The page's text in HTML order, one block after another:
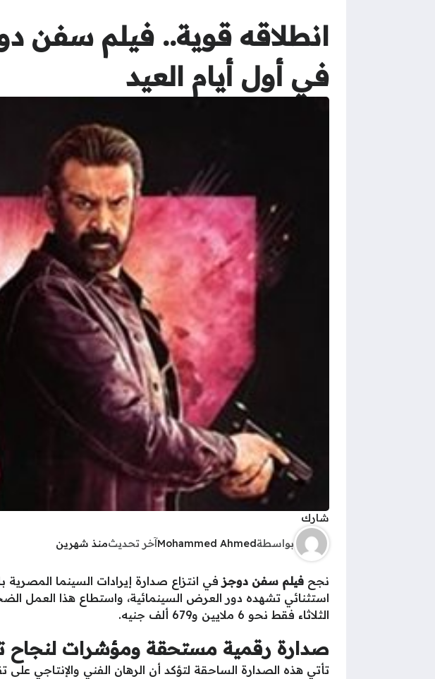
في أول أيام العيد
شارك
بواسطةMohammed Ahmedآخر تحديثمنذ شهرين
نجح فيلم سفن دوجز في انتزاع صدارة إيرادات السينما
استثنائي تشهده دور العرض السينمائية، واستطاع هذا العمل
الثلاثاء فقط نحو 6 ملايين و679 ألف جنيه.
صدارة رقمية مستحقة ومؤشرات لنجاح
تأتي هذه الصدارة الساحقة لتؤكد أن الرهان الفني والإنتاجي